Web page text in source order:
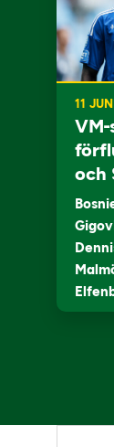
11 JUNI
VM-
och